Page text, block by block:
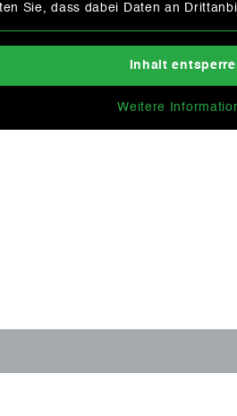
Sie, dass dabei Daten an
Inhalt
Weitere